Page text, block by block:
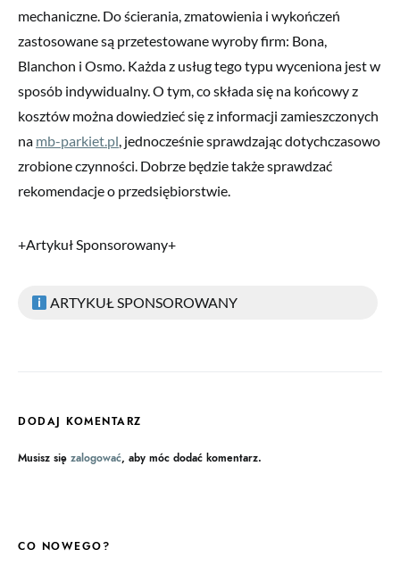
mechaniczne. Do ścierania, zmatowienia i wykończeń
zastosowane są przetestowane wyroby firm: Bona,
Blanchon i Osmo. Każda z usług tego typu wyceniona jest w
sposób indywidualny. O tym, co składa się na końcowy z
kosztów można dowiedzieć się z informacji zamieszczonych
na mb-parkiet.pl, jednocześnie sprawdzając dotychczasowo
zrobione czynności. Dobrze będzie także sprawdzać
rekomendacje o przedsiębiorstwie.
+Artykuł Sponsorowany+
ARTYKUŁ SPONSOROWANY
DODAJ KOMENTARZ
Musisz się zalogować, aby móc dodać komentarz.
CO NOWEGO?